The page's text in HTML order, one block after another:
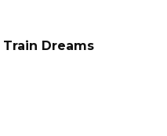
Train Dreams